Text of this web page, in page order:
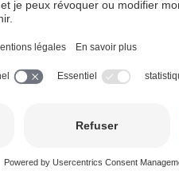
Il n’existe aucun droit